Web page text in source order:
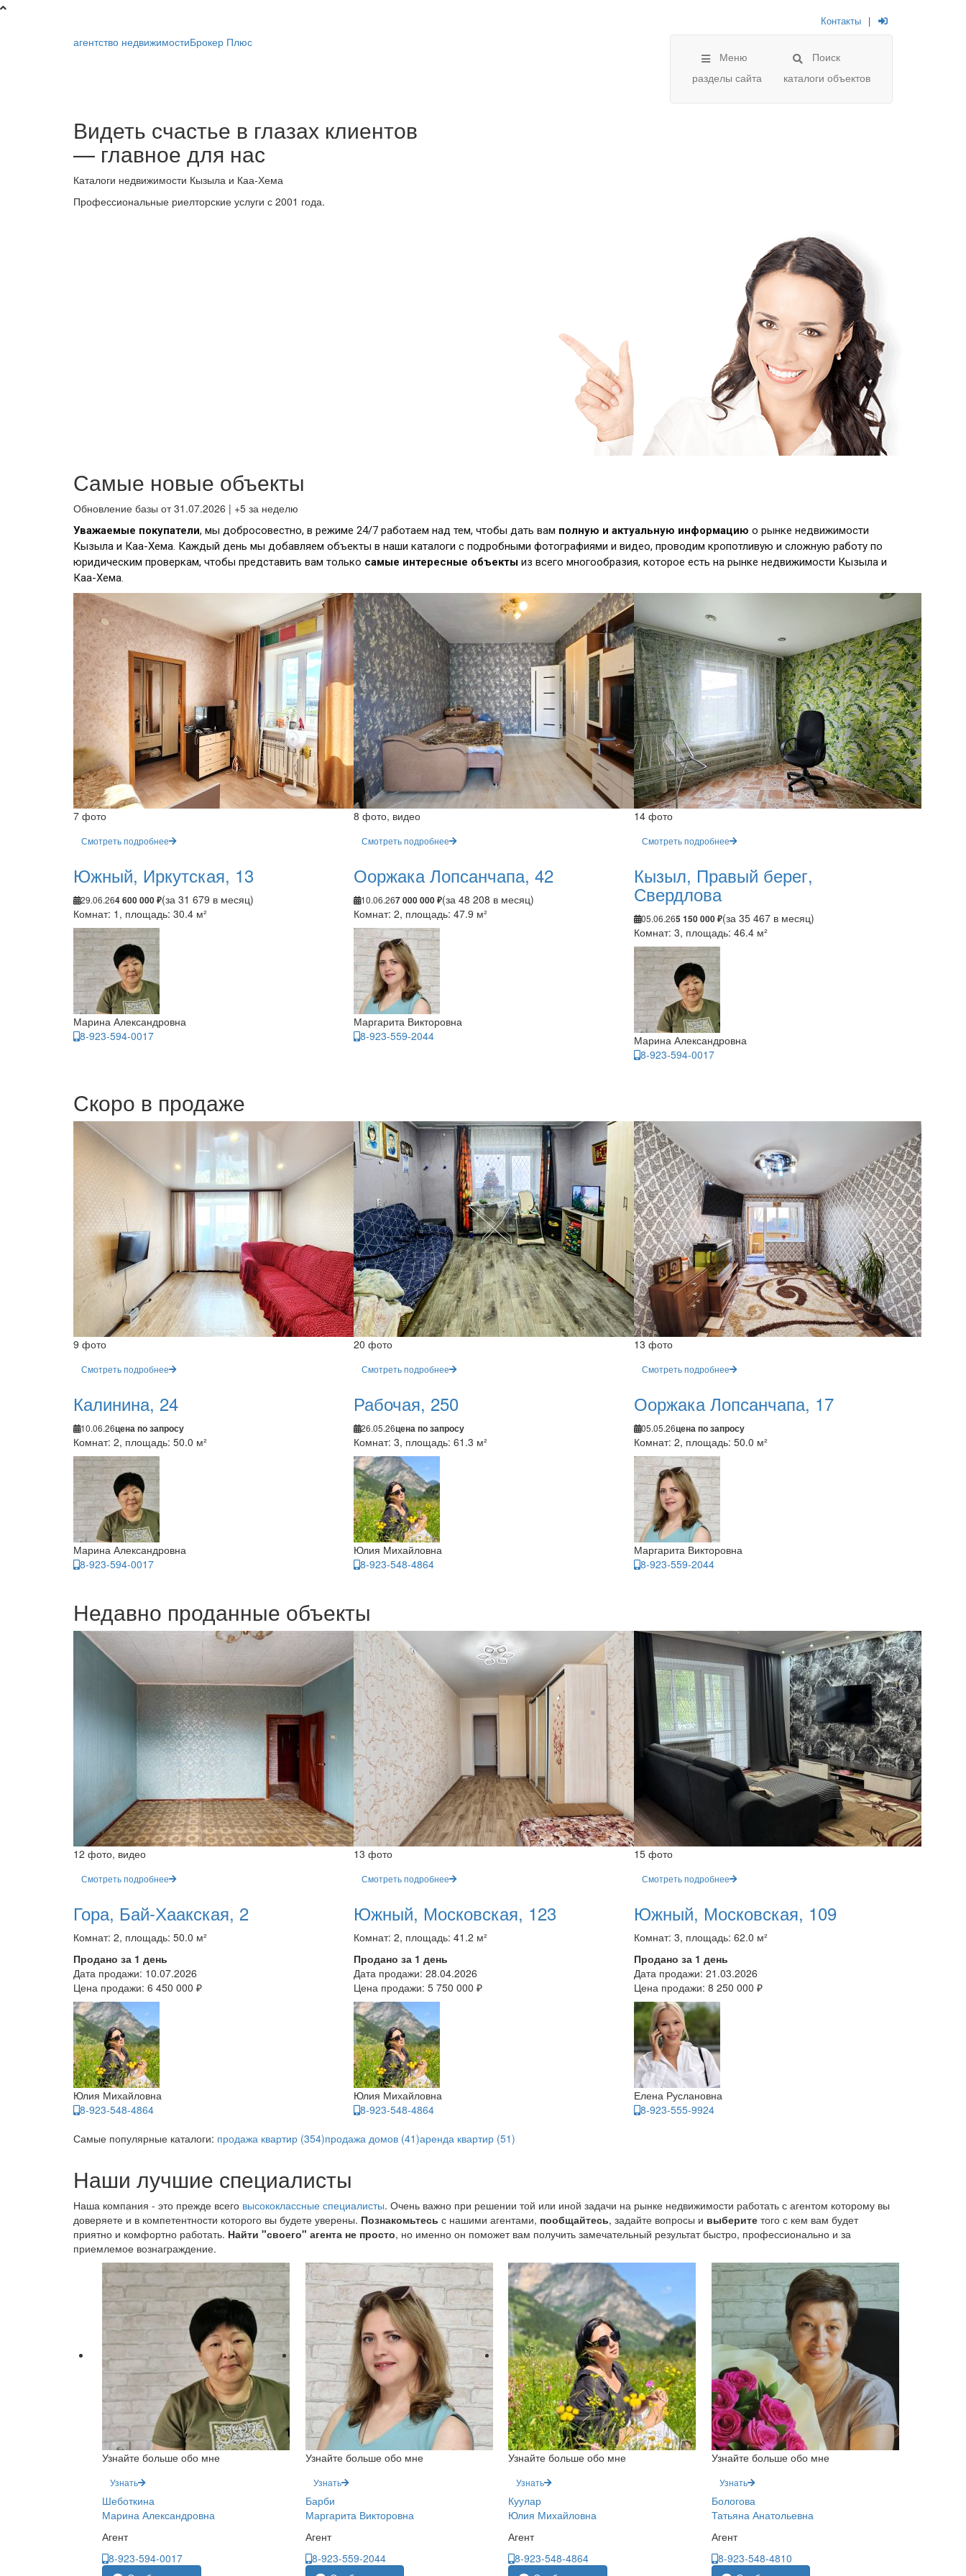
Контакты |
Меню
разделы сайта
Поиск
каталоги объектов
агентство недвижимостиБрокер Плюс
Брокер
риелторская
Видеть счастье в глазах клиентов
— главное для нас
Каталоги недвижимости Кызыла и Каа-Хема
Профессиональные риелторские услуги с 2001 года.
Самые новые объекты
Обновление базы от 31.07.2026 | +5 за неделю
Уважаемые покупатели, мы добросовестно, в режиме 24/7 работаем над тем, чтобы дать вам полную и актуальную информацию о рынке недвижимости
Кызыла и Каа-Хема. Каждый день мы добавляем объекты в наши каталоги с подробными фотографиями и видео, проводим кропотливую и сложную работу по
юридическим проверкам, чтобы представить вам только самые интересные объекты из всего многообразия, которое есть на рынке недвижимости Кызыла и
Каа-Хема.
7 фото
Смотреть подробнее
Южный, Иркутская, 13
29.06.264 600 000 ₽(за 31 679 в месяц)
Комнат: 1, площадь: 30.4 м²
Марина Александровна
8-923-594-0017
8 фото, видео
Смотреть подробнее
Ооржака Лопсанчапа, 42
10.06.267 000 000 ₽(за 48 208 в месяц)
Комнат: 2, площадь: 47.9 м²
Маргарита Викторовна
8-923-559-2044
14 фото
Смотреть подробнее
Кызыл, Правый берег,
Свердлова
05.06.265 150 000 ₽(за 35 467 в месяц)
Комнат: 3, площадь: 46.4 м²
Марина Александровна
8-923-594-0017
Скоро в продаже
9 фото
Смотреть подробнее
Калинина, 24
10.06.26цена по запросу
Комнат: 2, площадь: 50.0 м²
Марина Александровна
8-923-594-0017
20 фото
Смотреть подробнее
Рабочая, 250
26.05.26цена по запросу
Комнат: 3, площадь: 61.3 м²
Юлия Михайловна
8-923-548-4864
13 фото
Смотреть подробнее
Ооржака Лопсанчапа, 17
05.05.26цена по запросу
Комнат: 2, площадь: 50.0 м²
Маргарита Викторовна
8-923-559-2044
Недавно проданные объекты
12 фото, видео
Смотреть подробнее
Гора, Бай-Хаакская, 2
Комнат: 2, площадь: 50.0 м²
Продано за 1 день
Дата продажи: 10.07.2026
Цена продажи: 6 450 000 ₽
Юлия Михайловна
8-923-548-4864
13 фото
Смотреть подробнее
Южный, Московская, 123
Комнат: 2, площадь: 41.2 м²
Продано за 1 день
Дата продажи: 28.04.2026
Цена продажи: 5 750 000 ₽
Юлия Михайловна
8-923-548-4864
15 фото
Смотреть подробнее
Южный, Московская, 109
Комнат: 3, площадь: 62.0 м²
Продано за 1 день
Дата продажи: 21.03.2026
Цена продажи: 8 250 000 ₽
Елена Руслановна
8-923-555-9924
Самые популярные каталоги: продажа квартир (354)продажа домов (41)аренда квартир (51)
Наши лучшие специалисты
Наша компания - это прежде всего высококлассные специалисты. Очень важно при решении той или иной задачи на рынке недвижимости работать с агентом которому вы
доверяете и в компетентности которого вы будете уверены. Познакомьтесь с нашими агентами, пообщайтесь, задайте вопросы и выберите того с кем вам будет
приятно и комфортно работать. Найти "своего" агента не просто, но именно он поможет вам получить замечательный результат быстро, профессионально и за
приемлемое вознаграждение.
Узнайте больше обо мне
Узнать
Шеботкина
Марина Александровна
Агент
8-923-594-0017
Узнайте больше обо мне
Узнать
Барби
Маргарита Викторовна
Агент
8-923-559-2044
Узнайте больше обо мне
Узнать
Куулар
Юлия Михайловна
Агент
8-923-548-4864
Узнайте больше обо мне
Узнать
Бологова
Татьяна Анатольевна
Агент
8-923-548-4810